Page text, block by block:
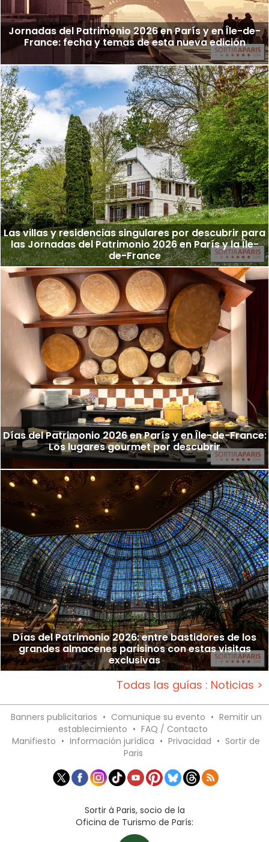
Jornadas del Patrimonio 2026 en París y en Île-de-
France: fecha y temas de esta nueva edición
Las villas y residencias singulares por descubrir para
las Jornadas del Patrimonio 2026 en París y la Île-
de-France
Días del Patrimonio 2026 en París y en Île-de-France:
Los lugares gourmet por descubrir
Días del Patrimonio 2026: entre bastidores de los
grandes almacenes parisinos con estas visitas
exclusivas
Todas las guías : Noticias >
Banners publicitarios • Comunique su evento • Remitir un
establecimiento • FAQ / Contacto
Manifiesto • Información jurídica • Privacidad • Sortir de
Paris
Sortir à Paris, socio de la
Oficina de Turismo de París: